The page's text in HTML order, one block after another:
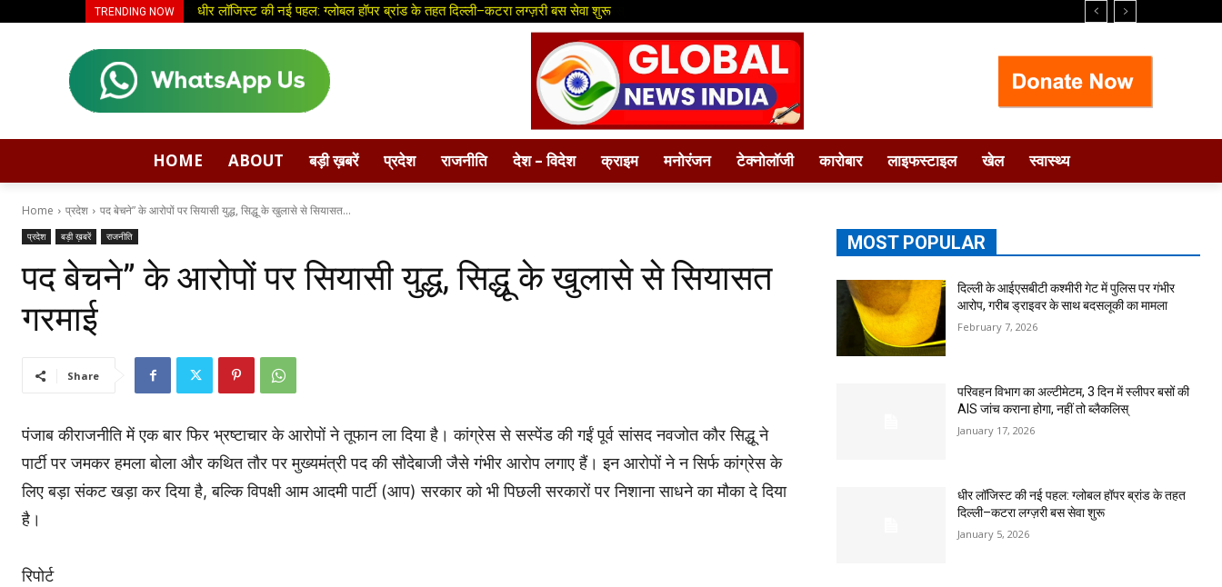
TRENDING NOW धीर लॉजिस्ट की नई पहल: ग्लोबल हॉपर ब्रांड के तहत दिल्ली–कटरा लग्ज़री बस सेवा शुरू
HOME ABOUT बड़ी ख़बरें प्रदेश राजनीति देश – विदेश क्राइम मनोरंजन टेक्नोलॉजी कारोबार लाइफस्टाइल खेल स्वास्थ्य
Home प्रदेश पद बेचने” के आरोपों पर सियासी युद्ध, सिद्धू के खुलासे से सियासत...
प्रदेश बड़ी ख़बरें राजनीति
पद बेचने” के आरोपों पर सियासी युद्ध, सिद्धू के खुलासे से सियासत
गरमाई
Share
पंजाब कीराजनीति में एक बार फिर भ्रष्टाचार के आरोपों ने तूफान ला दिया है। कांग्रेस से सस्पेंड की गईं पूर्व सांसद नवजोत कौर सिद्धू ने
पार्टी पर जमकर हमला बोला और कथित तौर पर मुख्यमंत्री पद की सौदेबाजी जैसे गंभीर आरोप लगाए हैं। इन आरोपों ने न सिर्फ कांग्रेस के
लिए बड़ा संकट खड़ा कर दिया है, बल्कि विपक्षी आम आदमी पार्टी (आप) सरकार को भी पिछली सरकारों पर निशाना साधने का मौका दे दिया
है।
रिपोर्ट
MOST POPULAR
दिल्ली के आईएसबीटी कश्मीरी गेट में पुलिस पर गंभीर
आरोप, गरीब ड्राइवर के साथ बदसलूकी का मामला
February 7, 2026
परिवहन विभाग का अल्टीमेटम, 3 दिन में स्लीपर बसों की
AIS जांच कराना होगा, नहीं तो ब्लैकलिस्
January 17, 2026
धीर लॉजिस्ट की नई पहल: ग्लोबल हॉपर ब्रांड के तहत
दिल्ली–कटरा लग्ज़री बस सेवा शुरू
January 5, 2026